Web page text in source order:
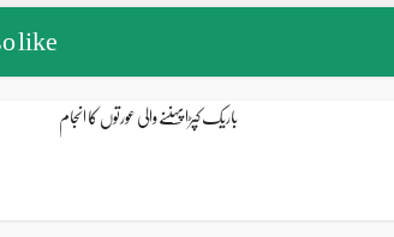
like
باریک کپڑا پہننے والی عورتوں کا انجام